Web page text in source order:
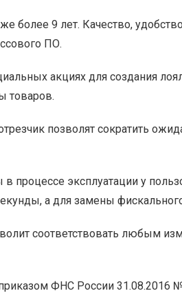
более 9 лет. Качество,
ПО.
акциях для создания
товаров.
позволят сократить
эксплуатации у
а для замены
соответствовать любым
ФНС России